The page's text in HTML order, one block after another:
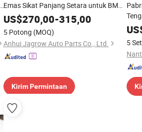
Emas Sikat Panjang Setara untuk BMW
M2 G87
US$270,00-315,00
5 Potong (MOQ)
Anhui Jagrow Auto Parts Co., Ltd.
Kirim Permintaan
5 Set